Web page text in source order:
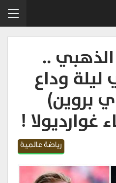
..
وداع
بروين)
غوارديولا !
رياضة عالمية